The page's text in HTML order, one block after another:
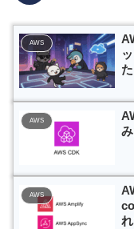
AWS
た
AWS
AWS